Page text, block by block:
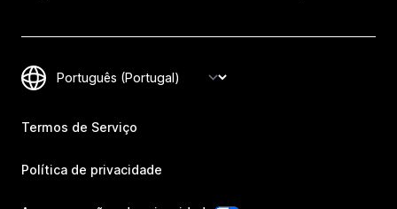
Termos de Serviço
Política de privacidade